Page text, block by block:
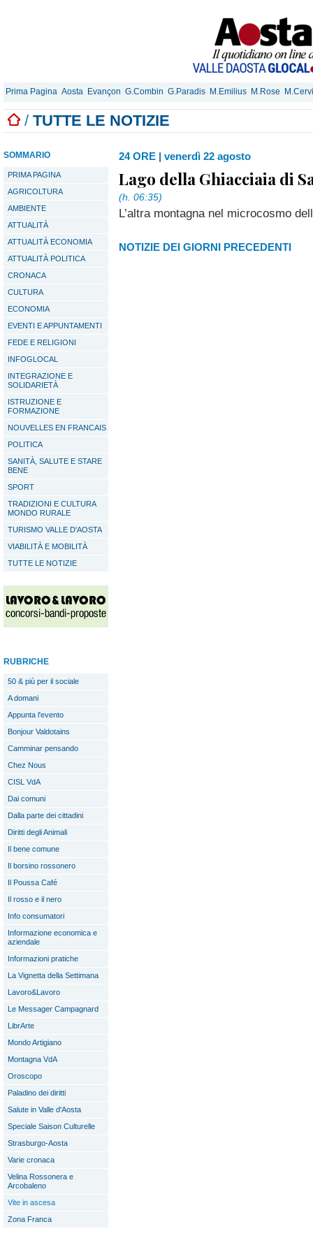
Prima Pagina Aosta Evançon G.Combin G.Paradis M.Emilius M.Rose
/ TUTTE LE NOTIZIE
SOMMARIO
PRIMA PAGINA
AGRICOLTURA
AMBIENTE
ATTUALITÀ
ATTUALITÀ ECONOMIA
ATTUALITÀ POLITICA
CRONACA
CULTURA
ECONOMIA
EVENTI E APPUNTAMENTI
FEDE E RELIGIONI
INFOGLOCAL
INTEGRAZIONE E
SOLIDARIETÀ
ISTRUZIONE E
FORMAZIONE
NOUVELLES EN FRANCAIS
POLITICA
SANITÀ, SALUTE E STARE
BENE
SPORT
TRADIZIONI E CULTURA
MONDO RURALE
TURISMO VALLE D'AOSTA
VIABILITÀ E MOBILITÀ
TUTTE LE NOTIZIE
RUBRICHE
50 & più per il sociale
A domani
Appunta l'evento
Bonjour Valdotains
Camminar pensando
Chez Nous
CISL VdA
Dai comuni
Dalla parte dei cittadini
Diritti degli Animali
Il bene comune
Il borsino rossonero
Il Poussa Café
Il rosso e il nero
Info consumatori
Informazione economica e
aziendale
Informazioni pratiche
La Vignetta della Settimana
Lavoro&Lavoro
Le Messager Campagnard
LibrArte
Mondo Artigiano
Montagna VdA
Oroscopo
Paladino dei diritti
Salute in Valle d'Aosta
Speciale Saison Culturelle
Strasburgo-Aosta
Varie cronaca
Velina Rossonera e
Arcobaleno
Vite in ascesa
Zona Franca
24 ORE | venerdì 22 agosto
Lago della Ghiacciaia di
(h. 06:35)
L’altra montagna nel microcosmo
NOTIZIE DEI GIORNI PRECEDENTI